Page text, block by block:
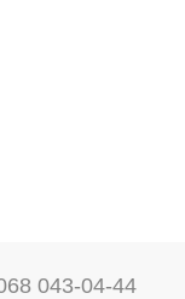
043-04-44